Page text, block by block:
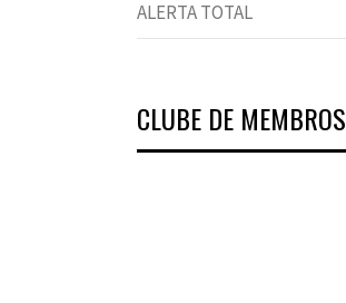
ALERTA TOTAL
CLUBE DE MEMBROS